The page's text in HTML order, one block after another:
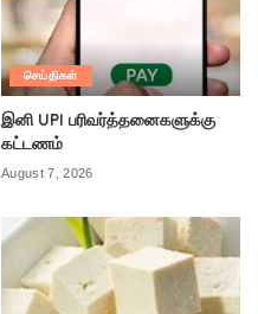
செய்திகள்
இனி UPI பரிவர்த்தனைகளுக்கு
கட்டணம்
August 7, 2026